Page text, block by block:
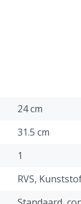
24 cm
31.5 cm
1
RVS,